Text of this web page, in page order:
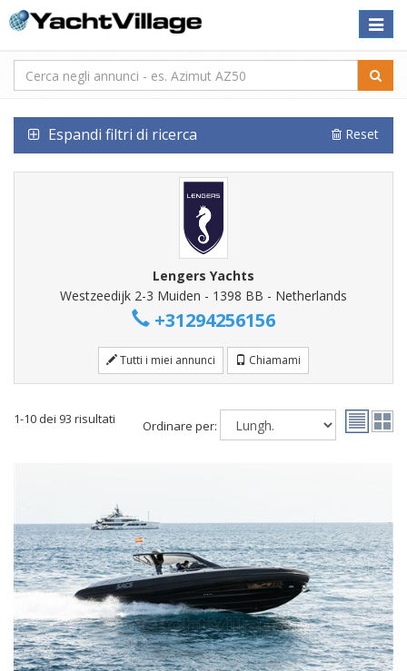
Toggle
Espandi filtri di ricerca Reset
Lengers Yachts
Westzeedijk 2-3 Muiden - 1398 BB - Netherlands
+31294256156
Tutti i miei annunci Chiamami
1-10 dei 93 risultati Ordinare per: